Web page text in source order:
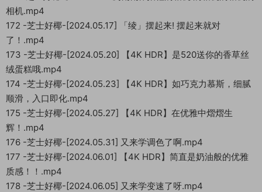
相机.mp4
172 -芝士好椰-[2024.05.17] 「绫」摆起来! 摆起来就对
了！.mp4
173 -芝士好椰-[2024.05.20] 【4K HDR】是520送你的香草丝
绒蛋糕哦.mp4
174 -芝士好椰-[2024.05.23] 【4K HDR】如巧克力慕斯，细腻
顺滑，入口即化.mp4
175 -芝士好椰-[2024.05.27] 【4K HDR】在优雅中熠熠生
辉！.mp4
176 -芝士好椰-[2024.05.31] 又来学调色了啊.mp4
177 -芝士好椰-[2024.06.01] 【4K HDR】简直是奶油般的优雅
质感！！.mp4
178 -芝士好椰-[2024.06.05] 又来学变速了呀.mp4